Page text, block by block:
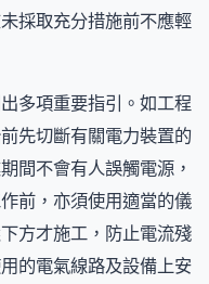
採取充分措施前不應輕
多項重要指引。如工程
先切斷有關電力裝置的
間不會有人誤觸電源，
前，亦須使用適當的儀
方才施工，防止電流殘
的電氣線路及設備上安